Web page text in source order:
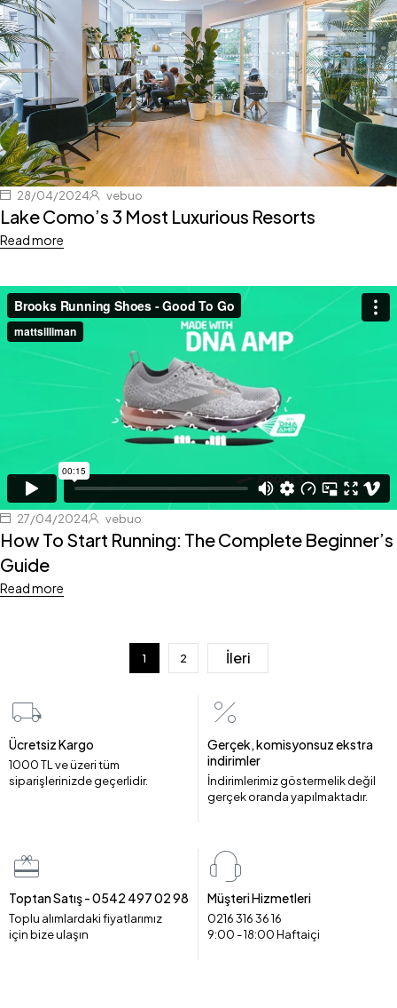
28/04/2024 vebuo
Lake Como’s 3 Most Luxurious Resorts
Read more
27/04/2024 vebuo
How To Start Running: The Complete Beginner’s
Guide
Read more
1 2 İleri
Ücretsiz Kargo
1000 TL ve üzeri tüm
siparişlerinizde geçerlidir.
Gerçek, komisyonsuz ekstra
indirimler
İndirimlerimiz göstermelik değil
gerçek oranda yapılmaktadır.
Toptan Satış - 0542 497 02 98
Toplu alımlardaki fiyatlarımız
için bize ulaşın
Müşteri Hizmetleri
0216 316 36 16
9:00 - 18:00 Haftaiçi